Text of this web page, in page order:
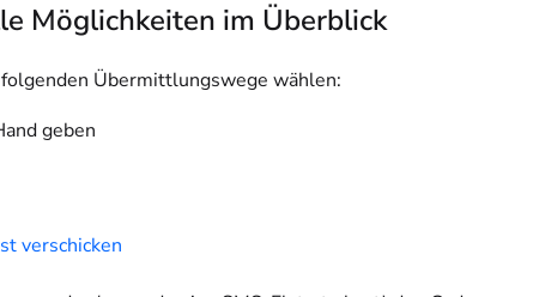
Möglichkeiten im Überblick
Übermittlungswege wählen:
geben
verschicken